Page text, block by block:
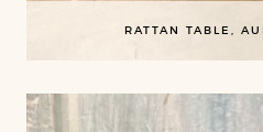
RATTAN TABLE,